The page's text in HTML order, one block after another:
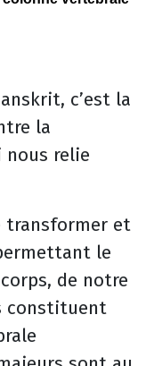
c’est la
la
nous relie
transformer et
le
de notre
constituent